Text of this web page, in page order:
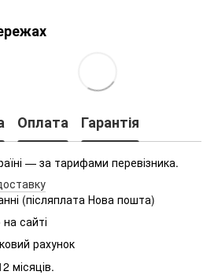
Оплата Гарантія
— за тарифами перевізника.
(післяплата Нова пошта)
сайті
рахунок
місяців.